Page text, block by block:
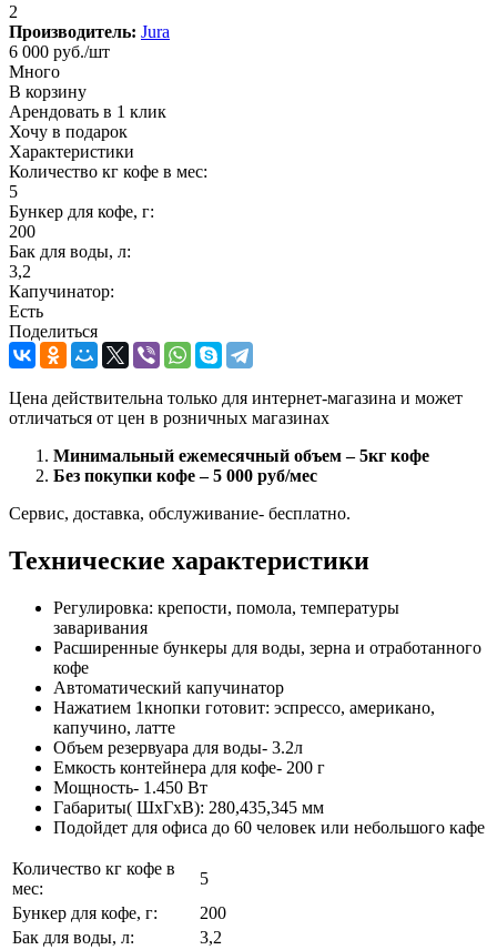
2
Производитель: Jura
6 000 руб./шт
Много
В корзину
Арендовать в 1 клик
Хочу в подарок
Характеристики
Количество кг кофе в мес:
5
Бункер для кофе, г:
200
Бак для воды, л:
3,2
Капучинатор:
Есть
Поделиться
Цена действительна только для интернет-магазина и может
отличаться от цен в розничных магазинах
Минимальный ежемесячный объем – 5кг кофе
Без покупки кофе – 5 000 руб/мес
Сервис, доставка, обслуживание- бесплатно.
Технические характеристики
Регулировка: крепости, помола, температуры
заваривания
Расширенные бункеры для воды, зерна и отработанного
кофе
Автоматический капучинатор
Нажатием 1кнопки готовит: эспрессо, американо,
капучино, латте
Объем резервуара для воды- 3.2л
Емкость контейнера для кофе- 200 г
Мощность- 1.450 Вт
Габариты( ШхГхВ): 280,435,345 мм
Подойдет для офиса до 60 человек или небольшого кафе
Количество кг кофе в
мес:
5
Бункер для кофе, г:
200
Бак для воды, л:
3,2